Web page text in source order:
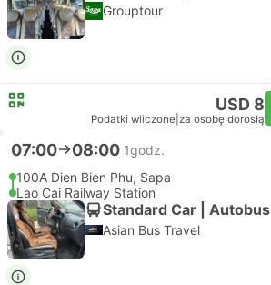
Grouptour
USD 8
Podatki wliczone za osobę dorosłą
07:00 08:00 1godz.
100A Dien Bien Phu, Sapa
Lao Cai Railway Station
Standard Car | Autobus
Asian Bus Travel